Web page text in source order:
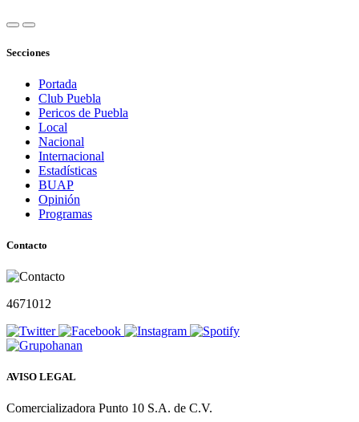
Secciones
Portada
Club Puebla
Pericos de Puebla
Local
Nacional
Internacional
Estadísticas
BUAP
Opinión
Programas
Contacto
4671012
AVISO LEGAL
Comercializadora Punto 10 S.A. de C.V.